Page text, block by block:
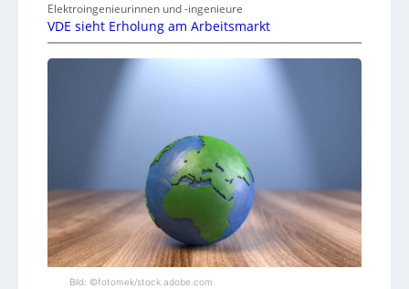
Elektroingenieurinnen und -ingenieure
VDE sieht Erholung am Arbeitsmarkt
Bild: ©fotomek/stock.adobe.com